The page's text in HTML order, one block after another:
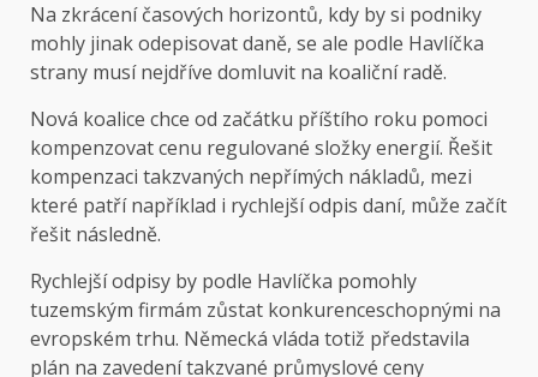
Na zkrácení časových horizontů, kdy by si podniky
mohly jinak odepisovat daně, se ale podle Havlíčka
strany musí nejdříve domluvit na koaliční radě.
Nová koalice chce od začátku příštího roku pomoci
kompenzovat cenu regulované složky energií. Řešit
kompenzaci takzvaných nepřímých nákladů, mezi
které patří například i rychlejší odpis daní, může začít
řešit následně.
Rychlejší odpisy by podle Havlíčka pomohly
tuzemským firmám zůstat konkurenceschopnými na
evropském trhu. Německá vláda totiž představila
plán na zavedení takzvané průmyslové ceny